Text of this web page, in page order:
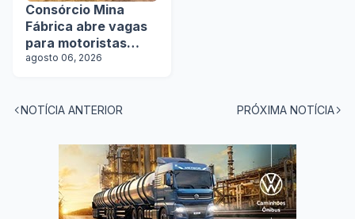
Consórcio Mina
Fábrica abre vagas
para motoristas
categoria D
agosto 06, 2026
NOTÍCIA ANTERIOR PRÓXIMA NOTÍCIA